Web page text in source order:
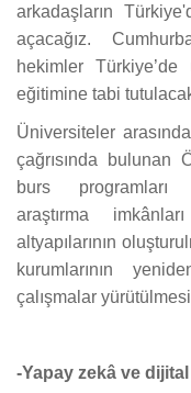
arkadaşların
açacağız.
hekimler Türkiye’de
eğitimine tabi
Üniversiteler
çağrısında
burs programları
araştırma
altyapılarının
kurumlarının
çalışmalar
-Yapay zekâ ve